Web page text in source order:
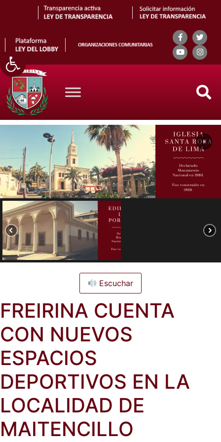
Abrir barra de herramientas
Search
Escuchar
FREIRINA CUENTA
CON NUEVOS
ESPACIOS
DEPORTIVOS EN LA
LOCALIDAD DE
MAITENCILLO